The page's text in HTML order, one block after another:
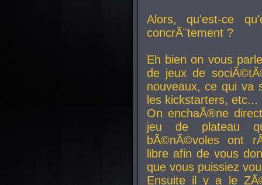
Alors, qu'est-ce
concrÃ¨tement ?
Eh bien on vous
de jeux de
nouveaux, ce qui va
les kickstarters, etc...
On enchaÃ®ne
jeu de plateau
bÃ©nÃ©voles ont
libre afin de vous
que vous puissiez
Ensuite il y a le